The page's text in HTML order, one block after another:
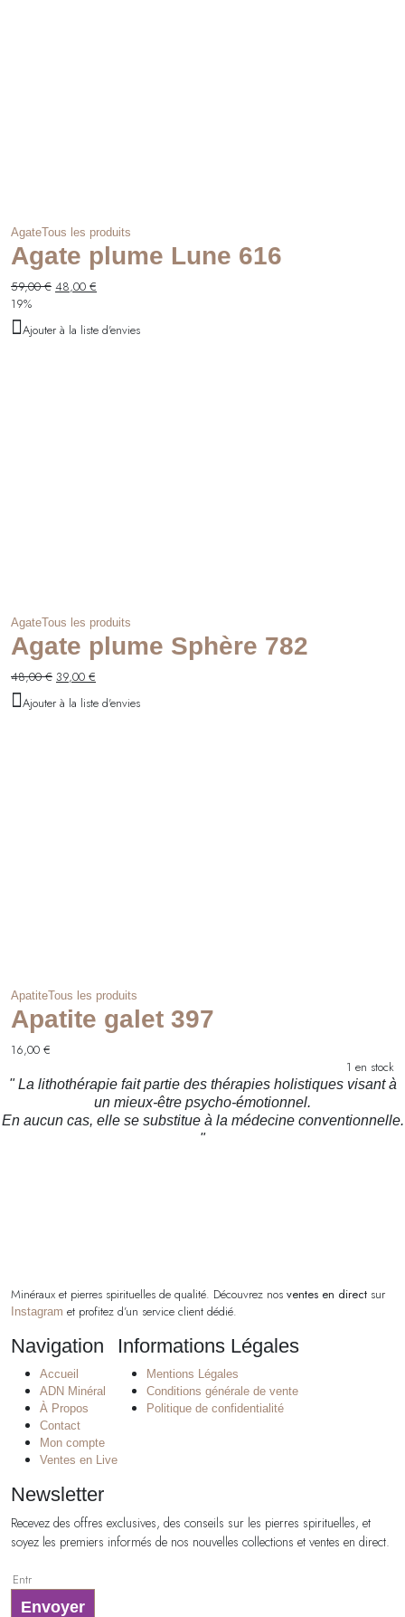
AgateTous les produits
Agate plume Lune 616
59,00€ Le
était :
48,00 €
est :
19%
Ajouter à la liste d'envies
AgateTous les produits
Agate plume Sphère 782
48,00€ Le
initial
39,00 €
actuel
Ajouter à la liste d'envies
ApatiteTous les produits
Apatite galet 397
16,00 €
1 en stock
" La lithothérapie fait partie des thérapies holistiques visant à
un mieux-être psycho-émotionnel.
En aucun cas, elle se substitue à la médecine conventionnelle.
"
Minéraux et pierres spirituelles de qualité. Découvrez nos ventes en direct sur
Instagram et profitez d’un service client dédié.
Navigation
Accueil
ADN Minéral
À Propos
Contact
Mon compte
Ventes en Live
Informations Légales
Mentions Légales
Conditions générale de vente
Politique de confidentialité
Newsletter
Recevez des offres exclusives, des conseils sur les pierres spirituelles, et
soyez les premiers informés de nos nouvelles collections et ventes en direct.
Envoyer